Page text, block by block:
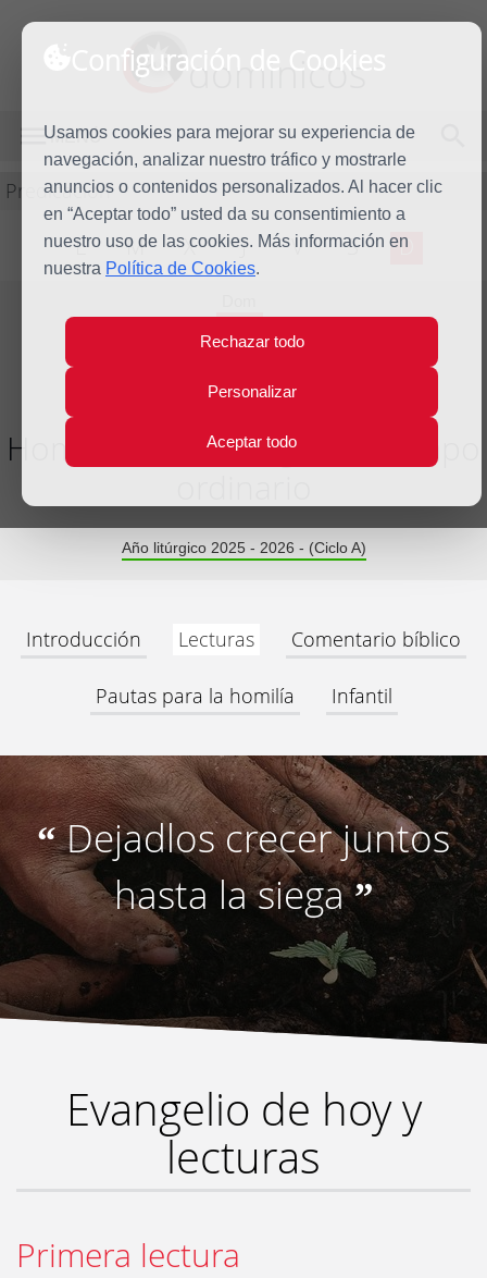
Configuración de Cookies
Usamos cookies para mejorar su experiencia de
navegación, analizar nuestro tráfico y mostrarle
anuncios o contenidos personalizados. Al hacer clic
en “Aceptar todo” usted da su consentimiento a
nuestro uso de las cookies. Más información en
nuestra Política de Cookies.
Rechazar todo
Personalizar
Aceptar todo
dominicos
MENÚ
Predicación
L M X J V S D
19
Jul
Homilía XVI Domingo del tiempo
Año litúrgico 2025 - 2026 - (Ciclo A)
Introducción Lecturas Comentario bíblico
Pautas para la homilía Infantil
“Dejadlos crecer juntos
hasta la siega”
Evangelio de hoy y
lecturas
Primera lectura